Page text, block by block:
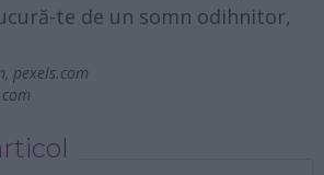
te de un somn odihnitor,
pexels.com